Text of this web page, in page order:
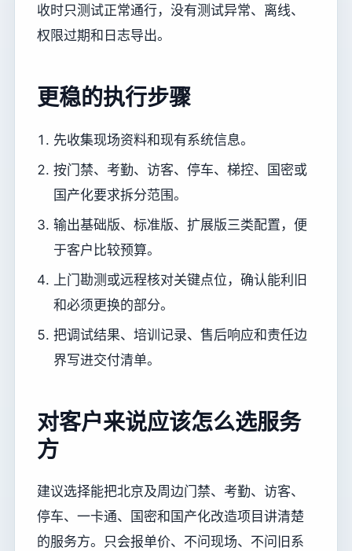
收时只测试正常通行，没有测试异常、离线、
权限过期和日志导出。
更稳的执行步骤
先收集现场资料和现有系统信息。
按门禁、考勤、访客、停车、梯控、国密或
国产化要求拆分范围。
输出基础版、标准版、扩展版三类配置，便
于客户比较预算。
上门勘测或远程核对关键点位，确认能利旧
和必须更换的部分。
把调试结果、培训记录、售后响应和责任边
界写进交付清单。
对客户来说应该怎么选服务
方
建议选择能把北京及周边门禁、考勤、访客、
停车、一卡通、国密和国产化改造项目讲清楚
的服务方。只会报单价、不问现场、不问旧系